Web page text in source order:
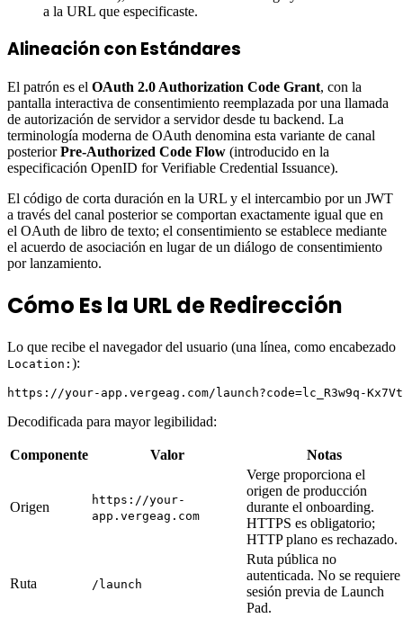
a la URL que especificaste.
Alineación con Estándares
El patrón es el OAuth 2.0 Authorization Code Grant, con la
pantalla interactiva de consentimiento reemplazada por una llamada
de autorización de servidor a servidor desde tu backend. La
terminología moderna de OAuth denomina esta variante de canal
posteriorPre-Authorized Code Flow (introducido en la
especificación OpenID for Verifiable Credential Issuance).
El código de corta duración en la URL y el intercambio por un JWT
a través del canal posterior se comportan exactamente igual que en
el OAuth de libro de texto; el consentimiento se establece mediante
el acuerdo de asociación en lugar de un diálogo de consentimiento
por lanzamiento.
Cómo Es la URL de Redirección
Lo que recibe el navegador del usuario (una línea, como encabezado
Location: ):
https://your-app.vergeag.com/launch?code=lc_R3w9q-
Decodificada para mayor legibilidad:
Componente Valor Notas
Origen
https://your-
app.vergeag.com
Verge proporciona el
origen de producción
durante el onboarding.
HTTPS es obligatorio;
HTTP plano es rechazado.
Ruta /launch
Ruta pública no
autenticada. No se requiere
sesión previa de Launch
Pad.